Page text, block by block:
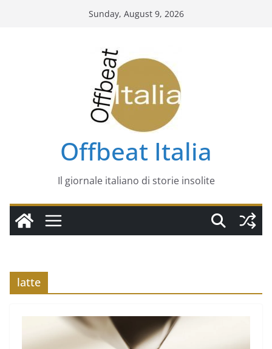
Sunday, August 9, 2026
Offbeat Italia
Il giornale italiano di storie insolite
latte